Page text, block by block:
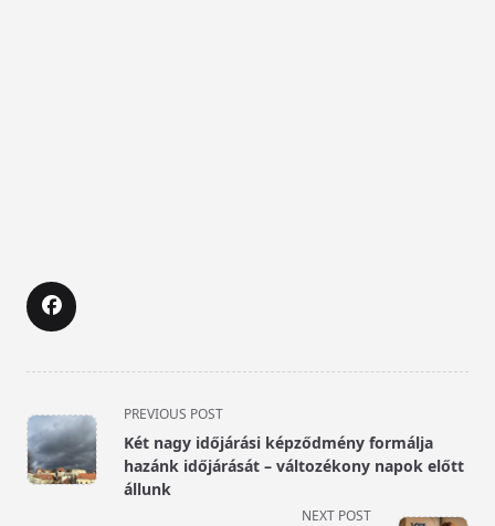
<span
class="nav-
subtitle
screen-
PREVIOUS POST
Két nagy időjárási képződmény formálja
hazánk időjárását – változékony napok előtt
állunk
NEXT POST